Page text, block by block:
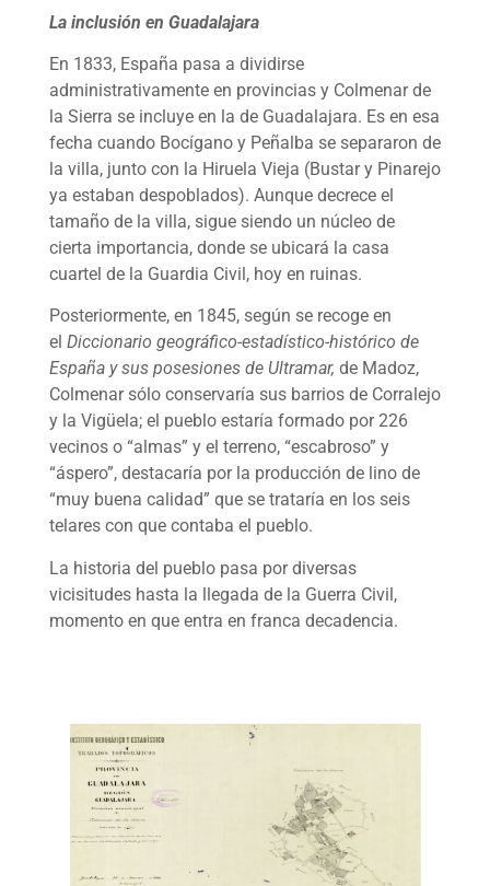
La inclusión en Guadalajara
En 1833, España pasa a dividirse
administrativamente en provincias y Colmenar de
la Sierra se incluye en la de Guadalajara. Es en esa
fecha cuando Bocígano y Peñalba se separaron de
la villa, junto con la Hiruela Vieja (Bustar y Pinarejo
ya estaban despoblados). Aunque decrece el
tamaño de la villa, sigue siendo un núcleo de
cierta importancia, donde se ubicará la casa
cuartel de la Guardia Civil, hoy en ruinas.
Posteriormente, en 1845, según se recoge en
el Diccionario geográfico-estadístico-histórico de
España y sus posesiones de Ultramar, de Madoz,
Colmenar sólo conservaría sus barrios de Corralejo
y la Vigüela; el pueblo estaría formado por 226
vecinos o “almas” y el terreno, “escabroso” y
“áspero”, destacaría por la producción de lino de
“muy buena calidad” que se trataría en los seis
telares con que contaba el pueblo.
La historia del pueblo pasa por diversas
vicisitudes hasta la llegada de la Guerra Civil,
momento en que entra en franca decadencia.